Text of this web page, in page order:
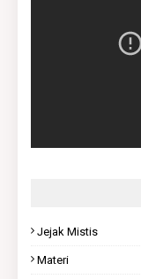
Jejak Mistis
Materi